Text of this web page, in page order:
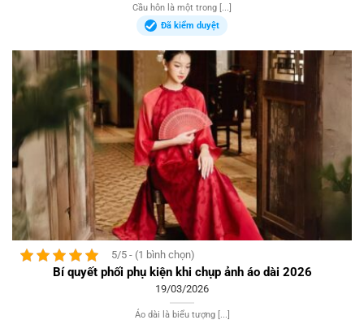
Cầu hôn là một trong [...]
Đã kiểm duyệt
5/5 - (1 bình chọn)
Bí quyết phối phụ kiện khi chụp ảnh áo dài 2026
19/03/2026
Áo dài là biểu tượng [...]